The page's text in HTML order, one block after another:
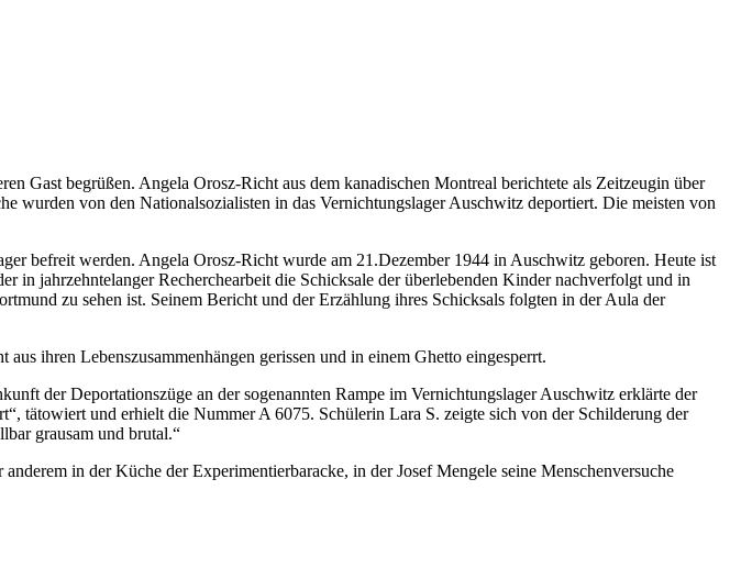
Gast begrüßen. Angela Orosz-Richt aus dem kanadischen Montreal berichtete als Zeitzeugin über
wurden von den Nationalsozialisten in das Vernichtungslager Auschwitz deportiert. Die meisten von
befreit werden. Angela Orosz-Richt wurde am 21.Dezember 1944 in Auschwitz geboren. Heute ist
in jahrzehntelanger Recherchearbeit die Schicksale der überlebenden Kinder nachverfolgt und in
zu sehen ist. Seinem Bericht und der Erzählung ihres Schicksals folgten in der Aula der
ihren Lebenszusammenhängen gerissen und in einem Ghetto eingesperrt.
der Deportationszüge an der sogenannten Rampe im Vernichtungslager Auschwitz erklärte der
tätowiert und erhielt die Nummer A 6075. Schülerin Lara S. zeigte sich von der Schilderung der
grausam und brutal.“
in der Küche der Experimentierbaracke, in der Josef Mengele seine Menschenversuche